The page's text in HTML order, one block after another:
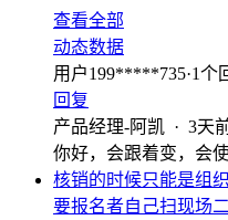
查看全部
动态数据
用户199*****735·1个
回复
产品经理-阿凯 · 3天
你好，会跟着变，会
核销的时候只能是组
要报名者自己扫现场